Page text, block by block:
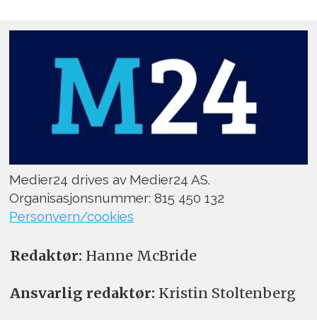
Medier24 drives av Medier24 AS.
Organisasjonsnummer: 815 450 132
Personvern/cookies
Redaktør: Hanne McBride
Ansvarlig redaktør: Kristin Stoltenberg